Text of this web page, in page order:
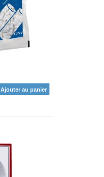
Ajouter au panier